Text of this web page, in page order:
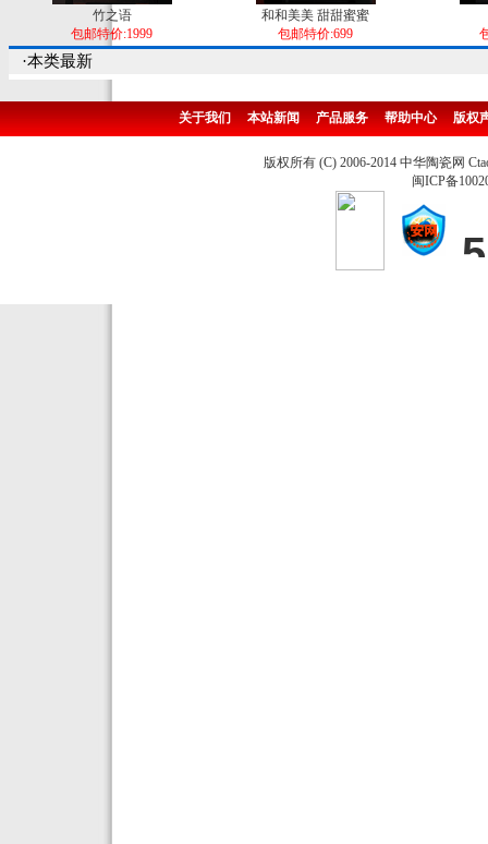
竹之语
包邮特价:1999
和和美美 甜甜蜜蜜
包邮特价:699
·本类最新
关于我们 本站新闻 产品服务 帮助中心 版权
版权所有 (C) 2006-2014 中华陶瓷网
闽ICP备